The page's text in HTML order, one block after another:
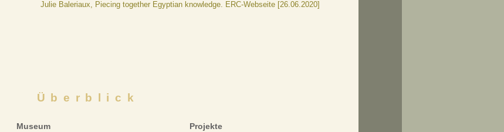
Julie Baleriaux, Piecing together Egyptian knowledge. ERC-Webseite [26.06.2020]
Überblick
Museum Projekte